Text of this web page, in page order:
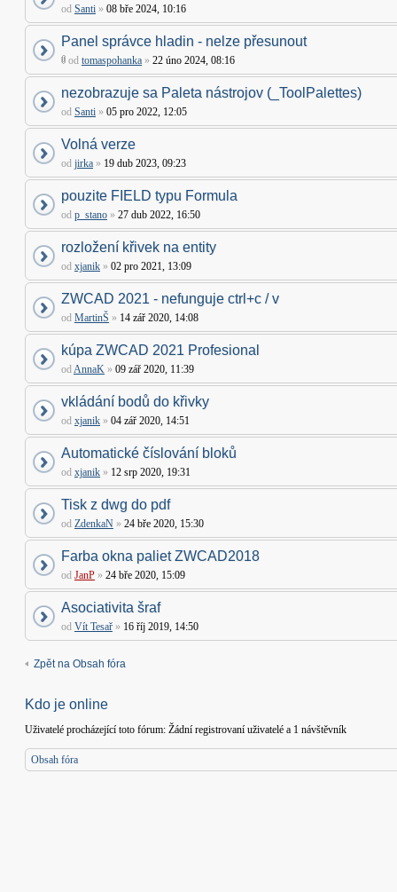
od Santi » 08 bře 2024, 10:16
Panel správce hladin - nelze přesunout
od tomaspohanka » 22 úno 2024, 08:16
nezobrazuje sa Paleta nástrojov (_ToolPalettes)
od Santi » 05 pro 2022, 12:05
Volná verze
od jirka » 19 dub 2023, 09:23
pouzite FIELD typu Formula
od p_stano » 27 dub 2022, 16:50
rozložení křivek na entity
od xjanik » 02 pro 2021, 13:09
ZWCAD 2021 - nefunguje ctrl+c / v
od MartinŠ » 14 zář 2020, 14:08
kúpa ZWCAD 2021 Profesional
odAnnaK » 09 zář 2020, 11:39
vkládání bodů do křivky
od xjanik » 04 zář 2020, 14:51
Automatické číslování bloků
od xjanik » 12 srp 2020, 19:31
Tisk z dwg do pdf
od ZdenkaN » 24 bře 2020, 15:30
Farba okna paliet ZWCAD2018
od JanP » 24 bře 2020, 15:09
Asociativita šraf
od Vít Tesař » 16 říj 2019, 14:50
Zpět na Obsah fóra
Kdo je online
Uživatelé procházející toto fórum: Žádní registrovaní uživatelé a 1 návštěvník
Obsah fóra